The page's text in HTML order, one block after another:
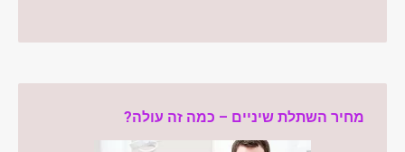
מחיר השתלת שיניים – כמה זה עולה?